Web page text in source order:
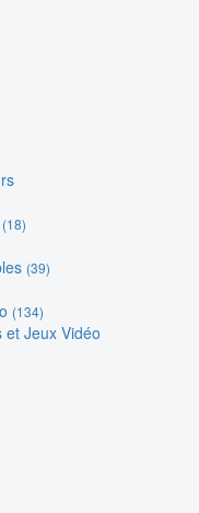
(18)
(39)
(134)
et Jeux Vidéo